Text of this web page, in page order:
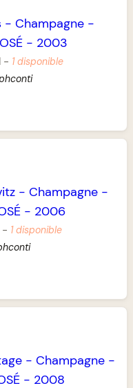
- Champagne-
- 2003
- 1 disponible
- Champagne-
- 2006
1 disponible
- Champagne-
- 2008